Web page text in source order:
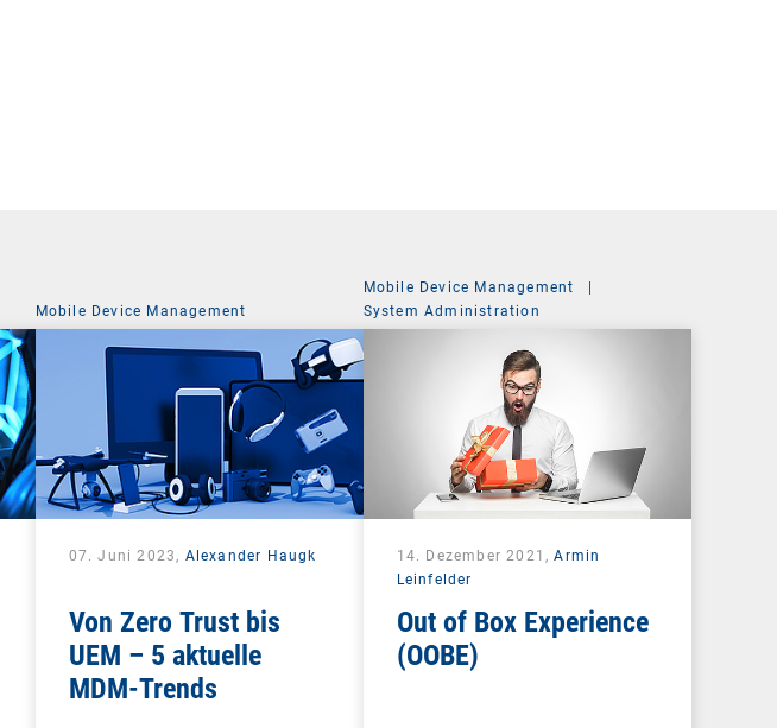
Mobile Device Management
07. Juni 2023, Alexander Haugk
Von Zero Trust bis
UEM – 5 aktuelle
MDM-Trends
Mobile Device Management
|
System Administration
14. Dezember 2021,Armin
Leinfelder
Out of Box Experience
(OOBE)